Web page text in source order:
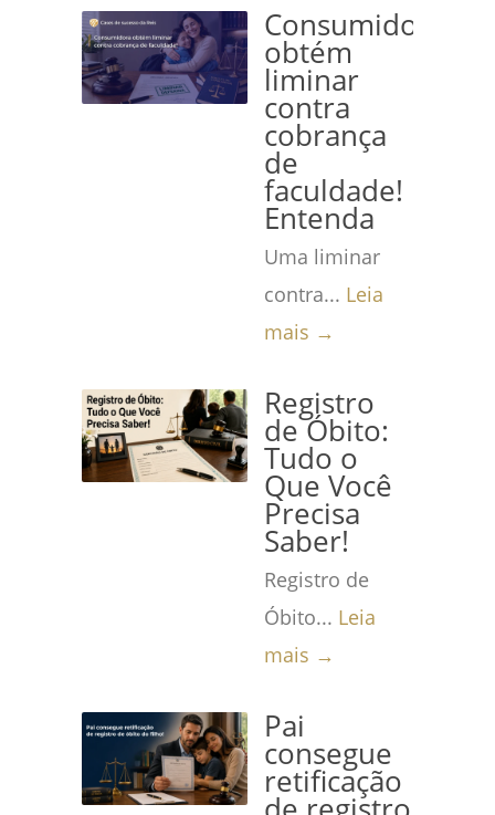
Consumidora
obtém
liminar
contra
cobrança
de
faculdade!
Entenda
Uma liminar
contra... Leia
mais →
Registro
de Óbito:
Tudo o
Que Você
Precisa
Saber!
Registro de
Óbito... Leia
mais →
Pai
consegue
retificação